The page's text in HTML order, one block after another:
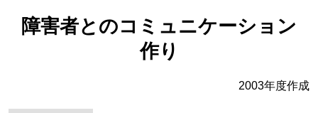
障害者とのコミュニケーション
作り
2003年度作成